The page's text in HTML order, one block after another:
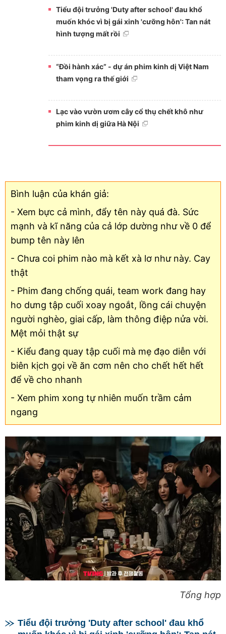
Tiểu đội trưởng 'Duty after school' đau khổ
muốn khóc vì bị gái xinh 'cưỡng hôn': Tan nát
hình tượng mất rồi
“Đồi hành xác” - dự án phim kinh dị Việt Nam
tham vọng ra thế giới
Lạc vào vườn ươm cây cổ thụ chết khô như
phim kinh dị giữa Hà Nội
Bình luận của khán giả:
- Xem bực cả mình, đẩy tên này quá đà. Sức
mạnh và kĩ năng của cả lớp dường như về 0 để
bump tên này lên
- Chưa coi phim nào mà kết xà lơ như này. Cay
thật
- Phim đang chống quái, team work đang hay
ho dưng tập cuối xoay ngoắt, lồng cái chuyện
người nghèo, giai cấp, làm thông điệp nửa vời.
Mệt mỏi thật sự
- Kiểu đang quay tập cuối mà mẹ đạo diễn với
biên kịch gọi về ăn cơm nên cho chết hết hết
để về cho nhanh
- Xem phim xong tự nhiên muốn trầm cảm
ngang
Tổng hợp
Tiểu đội trưởng 'Duty after school' đau khổ